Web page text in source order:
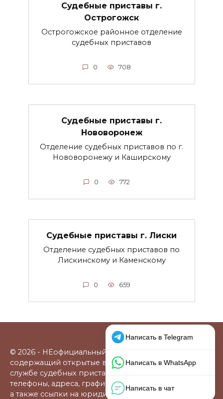
Судебные приставы г.
Острогожск
Острогожское районное отделение
судебных приставов
0 708
Судебные приставы г.
Нововоронеж
Отделение судебных приставов по г.
Нововоронежу и Каширскому
0 772
Судебные приставы г. Лиски
Отделение судебных приставов по
Лискинскому и Каменскому
0 659
© 2026 - НЕофициальный информационный сайт,
содержащий открытые выверенные данные о
службе судебных приставов: официальные сайты,
телефоны, адреса, графики работы, схемы проезда,
а также ссылки на юридические фирмы. В